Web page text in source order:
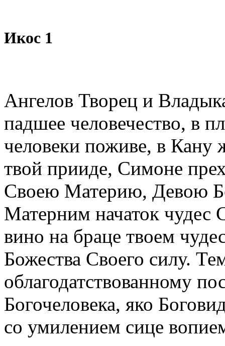
Икос 1
Ангелов Творец и
падшее человечество, в
человеки поживе, в Кану
твой прииде, Симоне
Своею Материю, Девою
Матерним начаток чудес
вино на браце твоем
Божества Своего силу.
облагодатствованному
Богочеловека, яко
со умилением сице